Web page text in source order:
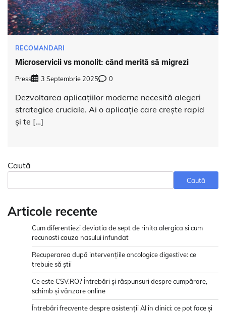
RECOMANDARI
Microservicii vs monolit: când merită să migrezi
Press 3 Septembrie 2025 0
Dezvoltarea aplicațiilor moderne necesită alegeri
strategice cruciale. Ai o aplicație care crește rapid
și te […]
Caută
Caută
Articole recente
Cum diferentiezi deviatia de sept de rinita alergica si cum
recunosti cauza nasului infundat
Recuperarea după intervențiile oncologice digestive: ce
trebuie să știi
Ce este CSV.RO? Întrebări și răspunsuri despre cumpărare,
schimb și vânzare online
Întrebări frecvente despre asistenții AI în clinici: ce pot face și